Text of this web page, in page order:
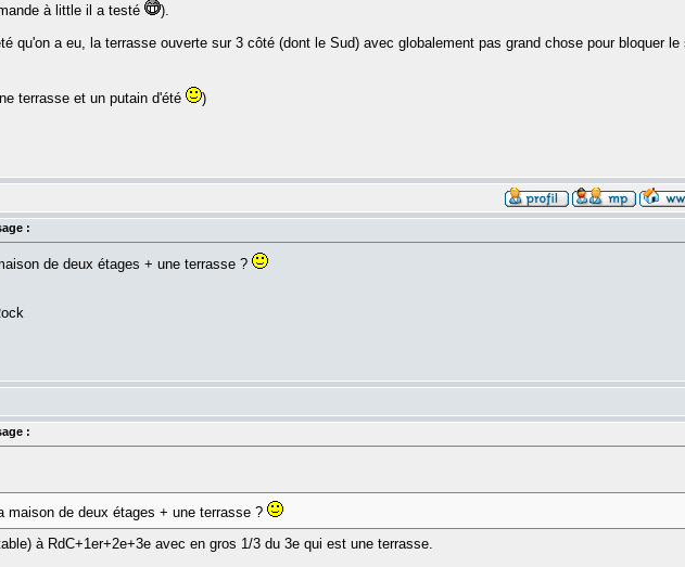
à little il a testé
).
qu'on a eu, la terrasse ouverte sur 3 côté (dont le Sud) avec globalement pas grand chose pour bloquer
terrasse et un putain d'été
)
:
de deux étages + une terrasse ?
:
de deux étages + une terrasse ?
à RdC+1er+2e+3e avec en gros 1/3 du 3e qui est une terrasse.